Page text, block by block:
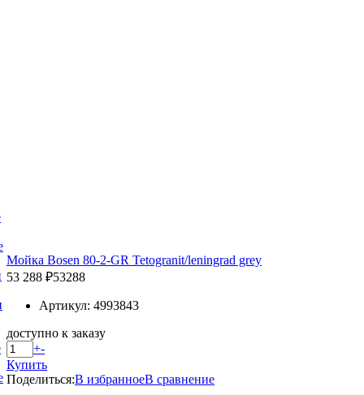
Мойка Bosen 80-2-GR Tetogranit/leningrad grey
53 288 ₽53288
Артикул: 4993843
доступно к заказу
+-
Купить
Поделиться:В избранноеВ сравнение